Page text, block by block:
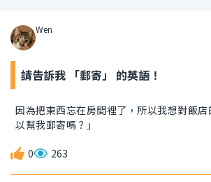
Wen
請告訴我 「郵寄」 的英語！
因為把東西忘在房間裡了，所以我想對飯
以幫我郵寄嗎？」
0 263